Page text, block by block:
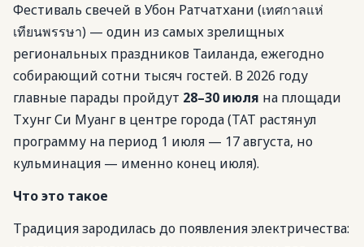
Фестиваль свечей в Убон Ратчатхани (เทศกาลแห่
เทียนพรรษา) — один из самых зрелищных
региональных праздников Таиланда, ежегодно
собирающий сотни тысяч гостей. В 2026 году
главные парады пройдут 28–30 июля на площади
Тхунг Си Муанг в центре города (TAT растянул
программу на период 1 июля — 17 августа, но
кульминация — именно конец июля).
Что это такое
Традиция зародилась до появления электричества: